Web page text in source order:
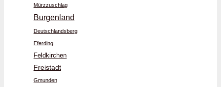
Mürzzuschlag
Burgenland
Deutschlandsberg
Eferding
Feldkirchen
Freistadt
Gmunden